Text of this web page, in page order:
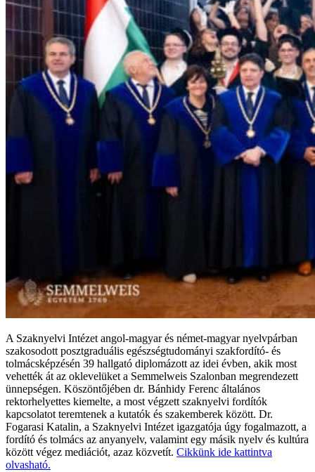
A Szaknyelvi Intézet angol-magyar és német-magyar nyelvpárban
szakosodott posztgraduális egészségtudományi szakfordító- és
tolmácsképzésén 39 hallgató diplomázott az idei évben, akik most
vehették át az oklevelüket a Semmelweis Szalonban megrendezett
ünnepségen. Köszöntőjében dr. Bánhidy Ferenc általános
rektorhelyettes kiemelte, a most végzett szaknyelvi fordítók
kapcsolatot teremtenek a kutatók és szakemberek között. Dr.
Fogarasi Katalin, a Szaknyelvi Intézet igazgatója úgy fogalmazott, a
fordító és tolmács az anyanyelv, valamint egy másik nyelv és kultúra
között végez mediációt, azaz közvetít. Cikkünk ide kattintva
olvasható.